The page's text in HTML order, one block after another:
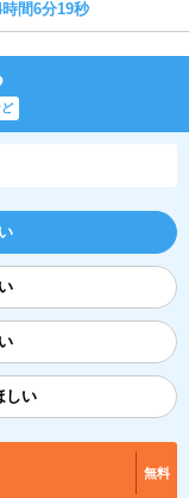
間6分18秒
しい
無料